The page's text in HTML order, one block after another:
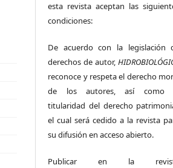
esta revista aceptan las
condiciones:
De acuerdo con la legislación
derechos de autor,
reconoce y respeta el derecho
de los autores, así como
titularidad del derecho
el cual será cedido a la revista
su difusión en acceso abierto.
Publicar en la